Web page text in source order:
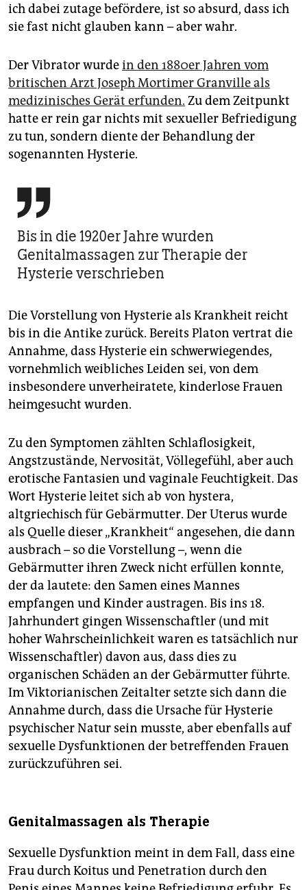
ich dabei zutage befördere, ist so absurd, dass ich
sie fast nicht glauben kann – aber wahr.
Der Vibrator wurdein den 1880er Jahren vom
britischen Arzt Joseph Mortimer Granville als
medizinisches Gerät erfunden. Zu dem Zeitpunkt
hatte er rein gar nichts mit sexueller Befriedigung
zu tun, sondern diente der Behandlung der
sogenannten Hysterie.

Bis in die 1920er Jahre wurden
Genitalmassagen zur Therapie der
Hysterie verschrieben
Die Vorstellung von Hysterie als Krankheit reicht
bis in die Antike zurück. Bereits Platon vertrat die
Annahme, dass Hysterie ein schwerwiegendes,
vornehmlich weibliches Leiden sei, von dem
insbesondere unverheiratete, kinderlose Frauen
heimgesucht wurden.
Zu den Symptomen zählten Schlaflosigkeit,
Angstzustände, Nervosität, Völlegefühl, aber auch
erotische Fantasien und vaginale Feuchtigkeit. Das
Wort Hysterie leitet sich ab von hystera,
altgriechisch für Gebärmutter. Der Uterus wurde
als Quelle dieser „Krankheit“ angesehen, die dann
ausbrach – so die Vorstellung –, wenn die
Gebärmutter ihren Zweck nicht erfüllen konnte,
der da lautete: den Samen eines Mannes
empfangen und Kinder austragen. Bis ins 18.
Jahrhundert gingen Wissenschaftler (und mit
hoher Wahrscheinlichkeit waren es tatsächlich nur
Wissenschaftler) davon aus, dass dies zu
organischen Schäden an der Gebärmutter führte.
Im Viktorianischen Zeitalter setzte sich dann die
Annahme durch, dass die Ursache für Hysterie
psychischer Natur sein musste, aber ebenfalls auf
sexuelle Dysfunktionen der betreffenden Frauen
zurückzuführen sei.
Genitalmassagen als Therapie
Sexuelle Dysfunktion meint in dem Fall, dass eine
Frau durch Koitus und Penetration durch den